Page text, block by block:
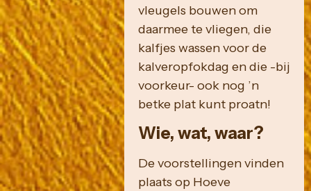
vleugels bouwen om
daarmee te vliegen, die
kalfjes wassen voor de
kalveropfokdag en die -bij
voorkeur- ook nog ’n
betke plat kunt proatn!
Wie, wat, waar?
De voorstellingen vinden
plaats op Hoeve